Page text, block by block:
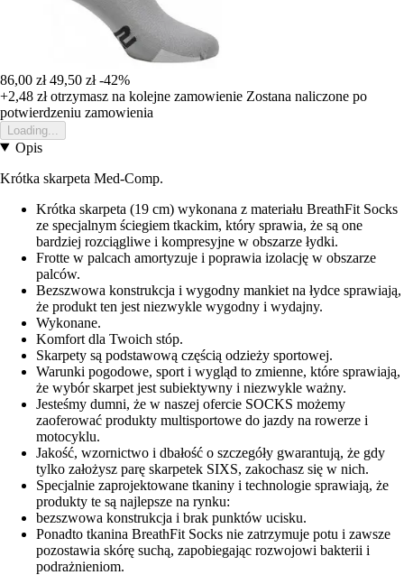
86,00 zł 49,50 zł -42%
+2,48 złotrzymasz na kolejne zamowienie Zostana naliczone po
potwierdzeniu zamowienia
Loading...
Opis
Krótka skarpeta Med-Comp.
Krótka skarpeta (19 cm) wykonana z materiału BreathFit Socks
ze specjalnym ściegiem tkackim, który sprawia, że są one
bardziej rozciągliwe i kompresyjne w obszarze łydki.
Frotte w palcach amortyzuje i poprawia izolację w obszarze
palców.
Bezszwowa konstrukcja i wygodny mankiet na łydce sprawiają,
że produkt ten jest niezwykle wygodny i wydajny.
Wykonane.
Komfort dla Twoich stóp.
Skarpety są podstawową częścią odzieży sportowej.
Warunki pogodowe, sport i wygląd to zmienne, które sprawiają,
że wybór skarpet jest subiektywny i niezwykle ważny.
Jesteśmy dumni, że w naszej ofercie SOCKS możemy
zaoferować produkty multisportowe do jazdy na rowerze i
motocyklu.
Jakość, wzornictwo i dbałość o szczegóły gwarantują, że gdy
tylko założysz parę skarpetek SIXS, zakochasz się w nich.
Specjalnie zaprojektowane tkaniny i technologie sprawiają, że
produkty te są najlepsze na rynku:
bezszwowa konstrukcja i brak punktów ucisku.
Ponadto tkanina BreathFit Socks nie zatrzymuje potu i zawsze
pozostawia skórę suchą, zapobiegając rozwojowi bakterii i
podrażnieniom.